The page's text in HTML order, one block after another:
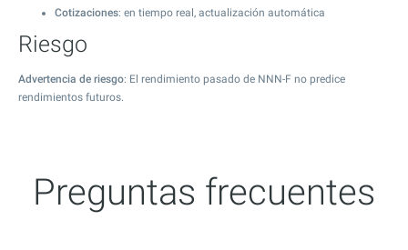
Cotizaciones: en tiempo real, actualización automática
Riesgo
Advertencia de riesgo: El rendimiento pasado de NNN-F no predice
rendimientos futuros.
Preguntas frecuentes